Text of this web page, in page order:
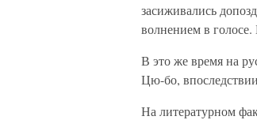
засиживались
волнением в голосе.
В это же время на
Цю-бо,
На литературном